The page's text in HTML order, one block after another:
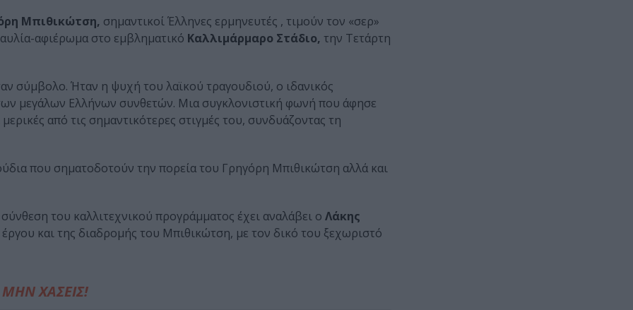
Μπιθικώτση, σημαντικοί Έλληνες ερμηνευτές , τιμούν τον «σερ»
αφιέρωμα στο εμβληματικό Καλλιμάρμαρο Στάδιο, την Τετάρτη
σύμβολο. Ήταν η ψυχή του λαϊκού τραγουδιού, ο ιδανικός
μεγάλων Ελλήνων συνθετών. Μια συγκλονιστική φωνή που άφησε
από τις σημαντικότερες στιγμές του, συνδυάζοντας τη
που σηματοδοτούν την πορεία του Γρηγόρη Μπιθικώτση αλλά και
του καλλιτεχνικού προγράμματος έχει αναλάβει ο Λάκης
και της διαδρομής του Μπιθικώτση, με τον δικό του ξεχωριστό
ΜΗΝ ΧΑΣΕΙΣ!